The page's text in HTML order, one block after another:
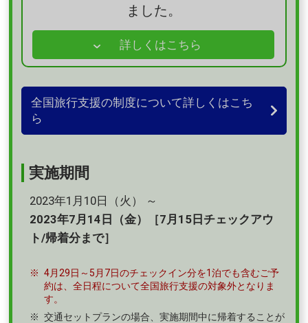
ました。
詳しくはこちら
全国旅行支援の制度について詳しくはこち
ら
実施期間
2023年1月10日（火） ～
2023年7月14日（金）［7月15日チェックアウ
ト/帰着分まで］
4月29日～5月7日のチェックイン分を1泊でも含むご予
約は、全日程について全国旅行支援の対象外となりま
す。
交通セットプランの場合、実施期間中に帰着することが